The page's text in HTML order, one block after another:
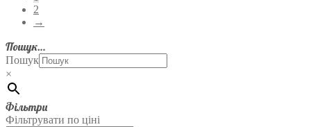
2
→
Пошук…
Пошук
×
Фільтри
Фільтрувати по ціні